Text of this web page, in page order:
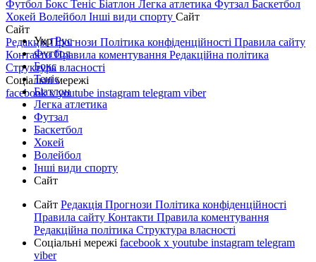
Футбол Бокс Теніс Біатлон Легка атлетика Футзал Баскетбол
Хокей Волейбол Інші види спорту Сайт
Сайт
РедакціяПрогнози Політика конфіденційності Правила сайту
КонтактиПравила коментування Редакційна політика
Структура власності
Соціальні мережі
facebookxyoutube instagram telegram viber
УкрРус
Футбол
Бокс
Теніс
Біатлон
Легка атлетика
Футзал
Баскетбол
Хокей
Волейбол
Інші види спорту
Сайт
Сайт Редакція Прогнози Політика конфіденційності
Правила сайту Контакти Правила коментування
Редакційна політика Структура власності
Соціальні мережі facebook x youtube instagram telegram
viber